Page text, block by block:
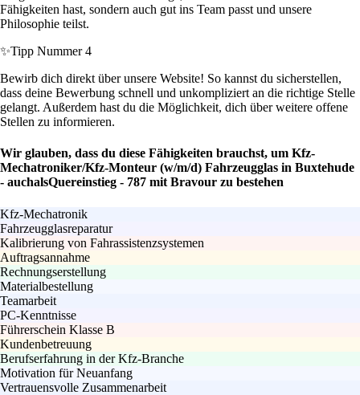
Fähigkeiten hast, sondern auch gut ins Team passt und unsere
Philosophie teilst.
✨Tipp Nummer 4
Bewirb dich direkt über unsere Website! So kannst du sicherstellen,
dass deine Bewerbung schnell und unkompliziert an die richtige Stelle
gelangt. Außerdem hast du die Möglichkeit, dich über weitere offene
Stellen zu informieren.
Wir glauben, dass du diese Fähigkeiten brauchst, um Kfz-
Mechatroniker/Kfz-Monteur (w/m/d) Fahrzeugglas in Buxtehude
- auchalsQuereinstieg - 787 mit Bravour zu bestehen
Kfz-Mechatronik
Fahrzeugglasreparatur
Kalibrierung von Fahrassistenzsystemen
Auftragsannahme
Rechnungserstellung
Materialbestellung
Teamarbeit
PC-Kenntnisse
Führerschein Klasse B
Kundenbetreuung
Berufserfahrung in der Kfz-Branche
Motivation für Neuanfang
Vertrauensvolle Zusammenarbeit